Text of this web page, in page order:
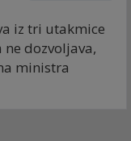
iz tri utakmice
dozvoljava,
ministra